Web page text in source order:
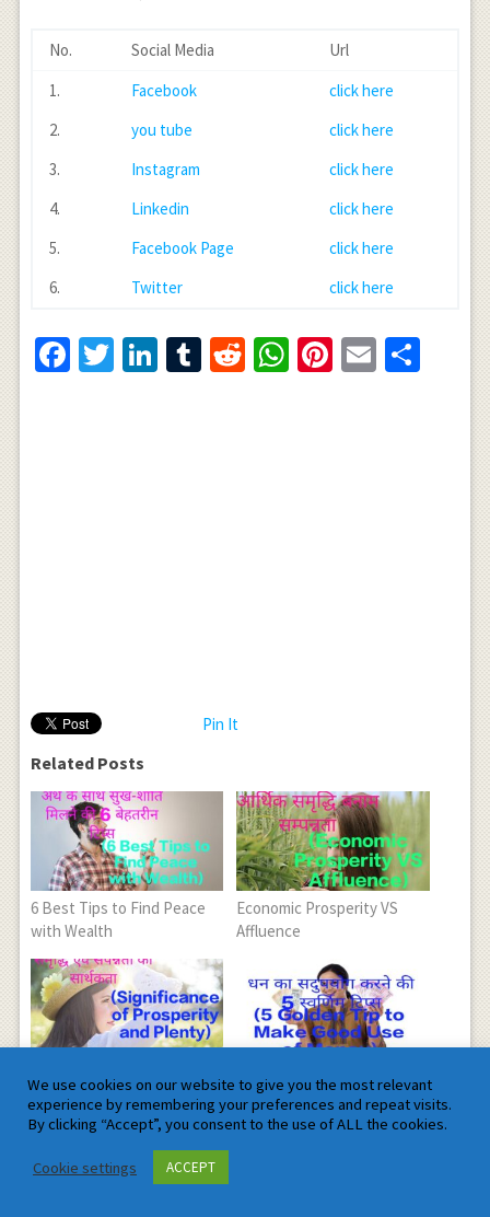
No. Social Media
Url
1.
Facebook
click here
2.
you tube
click here
3.
Instagram
click here
4.
Linkedin
click here
5.
Facebook Page
click here
6.
Twitter click here
Facebook
Twitter
LinkedIn
Tumblr
RedditWhatsApp
Pinterest
Email
Pin It
Related Posts
6 Best Tips to Find Peace
with Wealth
Economic Prosperity VS
Affluence
Significance of Prosperity
and Plenty
5 Golden Tip to Make Good
Use of Money
We use cookies on our website to give you the most relevant
experience by remembering your preferences and repeat visits.
By clicking “Accept”, you consent to the use of ALL the cookies.
Cookie settings ACCEPT